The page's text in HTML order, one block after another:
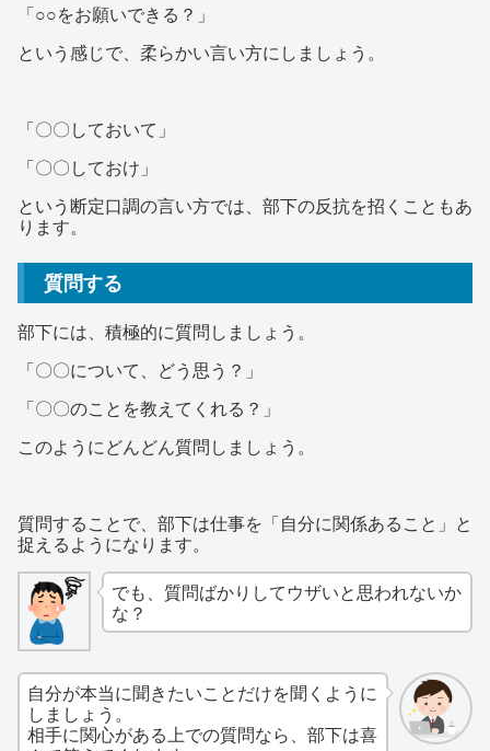
「○○をお願いできる？」
という感じで、柔らかい言い方にしましょう。
「〇〇しておいて」
「〇〇しておけ」
という断定口調の言い方では、部下の反抗を招くこともあ
ります。
質問する
部下には、積極的に質問しましょう。
「〇〇について、どう思う？」
「〇〇のことを教えてくれる？」
このようにどんどん質問しましょう。
質問することで、部下は仕事を「自分に関係あること」と
捉えるようになります。
でも、質問ばかりしてウザいと思われないか
な？
自分が本当に聞きたいことだけを聞くように
しましょう。
相手に関心がある上での質問なら、部下は喜